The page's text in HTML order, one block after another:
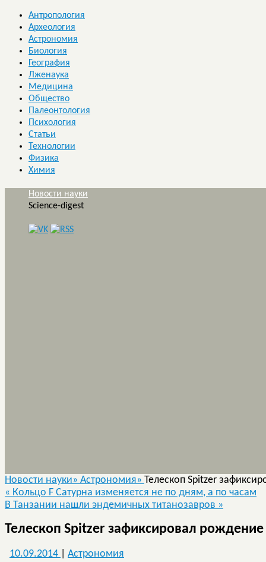
Антропология
Археология
Астрономия
Биология
География
Лженаука
Медицина
Общество
Палеонтология
Психология
Статьи
Технологии
Физика
Химия
Новости науки
Science-digest
Новости науки» Астрономия» Телескоп Spitzer
« Кольцо F Сатурна изменяется не по дням, а по часам
В Танзании нашли эндемичных титанозавров »
Телескоп Spitzer зафиксировал
10.09.2014 Астрономия